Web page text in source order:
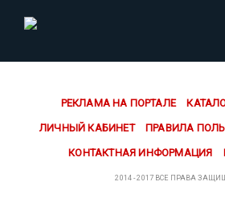
РЕКЛАМА НА ПОРТАЛЕ
ЛИЧНЫЙ КАБИНЕТ ПРАВИЛА
КОНТАКТНАЯ ИНФОРМАЦИЯ
2014 - 2017 ВСЕ ПРАВА